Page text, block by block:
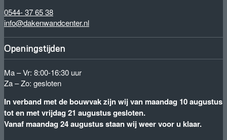
0544- 37 65 38
info@dakenwandcenter.nl
Openingstijden
Ma – Vr: 8:00-16:30 uur
Za – Zo: gesloten
In verband met de bouwvak zijn wij van maandag 10 augustus
tot en met vrijdag 21 augustus gesloten.
Vanaf maandag 24 augustus staan wij weer voor u klaar.